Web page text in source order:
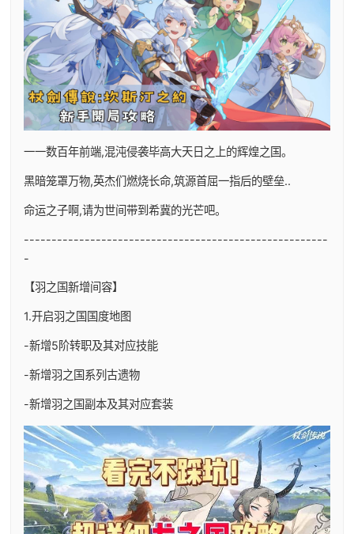
一一数百年前端,混沌侵袭毕高大天日之上的辉煌之国。
黑暗笼罩万物,英杰们燃烧长命,筑源首屈一指后的壁垒..
命运之子啊,请为世间带到希冀的光芒吧。
-------------------------------------------------------
-
【羽之国新增间容】
1.开启羽之国国度地图
-新增5阶转职及其对应技能
-新增羽之国系列古遗物
-新增羽之国副本及其对应套装